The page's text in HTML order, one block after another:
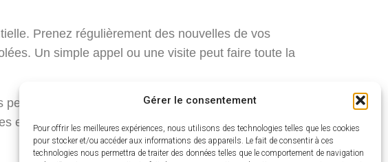
Gérer le consentement
Pour offrir les meilleures expériences, nous utilisons des technologies telles que les cookies
pour stocker et/ou accéder aux informations des appareils. Le fait de consentir à ces
technologies nous permettra de traiter des données telles que le comportement de navigation
Prenez régulièrement des nouvelles de vos
Un simple appel ou une visite peut faire toute la
vulnérables. Une fiche de recensement
est disponible en mairie ou au CCAS.